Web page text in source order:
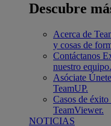
Descubre
Acerca de
y cosas de
Contáctanos
nuestro equipo.
Asóciate
TeamUP.
Casos de éxito
TeamViewer.
NOTICIAS